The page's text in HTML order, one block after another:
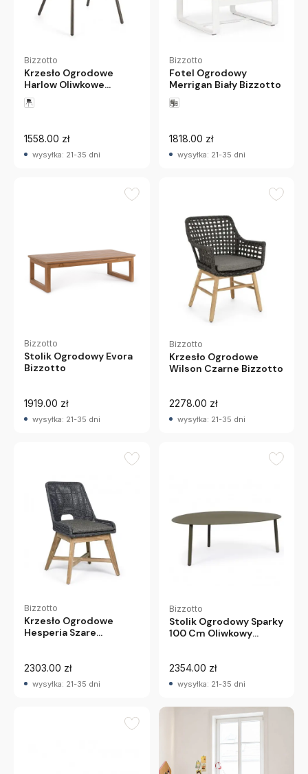
Bizzotto
Krzesło Ogrodowe
Harlow Oliwkowe
Bizzotto
1558.00 zł
wysyłka: 21-35 dni
Bizzotto
Fotel Ogrodowy
Merrigan Biały Bizzotto
1818.00 zł
wysyłka: 21-35 dni
Bizzotto
Stolik Ogrodowy Evora
Bizzotto
1919.00 zł
wysyłka: 21-35 dni
Bizzotto
Krzesło Ogrodowe
Wilson Czarne Bizzotto
2278.00 zł
wysyłka: 21-35 dni
Bizzotto
Krzesło Ogrodowe
Hesperia Szare
2303.00 zł
wysyłka: 21-35 dni
Bizzotto
Stolik Ogrodowy Sparky
100 Cm Oliwkowy
2354.00 zł
wysyłka: 21-35 dni